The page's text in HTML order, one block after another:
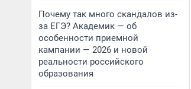
Почему так много скандалов из-
за ЕГЭ? Академик — об
особенности приемной
кампании — 2026 и новой
реальности российского
образования